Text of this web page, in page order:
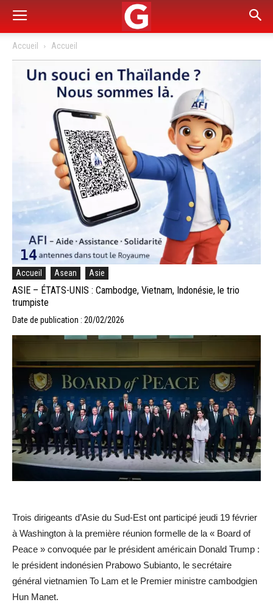
Accueil Accueil
Accueil Asean Asie
ASIE – ÉTATS-UNIS : Cambodge, Vietnam, Indonésie, le trio
trumpiste
Date de publication : 20/02/2026
Trois dirigeants d’Asie du Sud-Est ont participé jeudi 19 février
à Washington à la première réunion formelle de la « Board of
Peace » convoquée par le président américain Donald Trump :
le président indonésien Prabowo Subianto, le secrétaire
général vietnamien To Lam et le Premier ministre cambodgien
Hun Manet.